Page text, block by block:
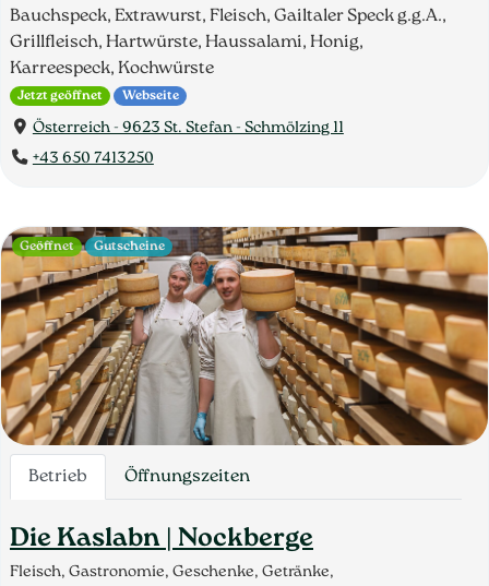
Bauchspeck, Extrawurst, Fleisch, Gailtaler Speck g.g.A.,
Grillfleisch, Hartwürste, Haussalami, Honig,
Karreespeck, Kochwürste
Jetzt geöffnet Webseite
Österreich - 9623 St. Stefan - Schmölzing 11
+43 650 7413250
Betrieb Öffnungszeiten
Die Kaslabn | Nockberge
Fleisch, Gastronomie, Geschenke, Getränke,
Geöffnet Gutscheine